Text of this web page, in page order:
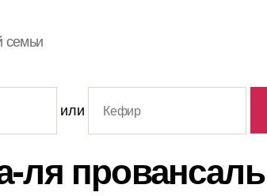
семьи
или
ля провансаль